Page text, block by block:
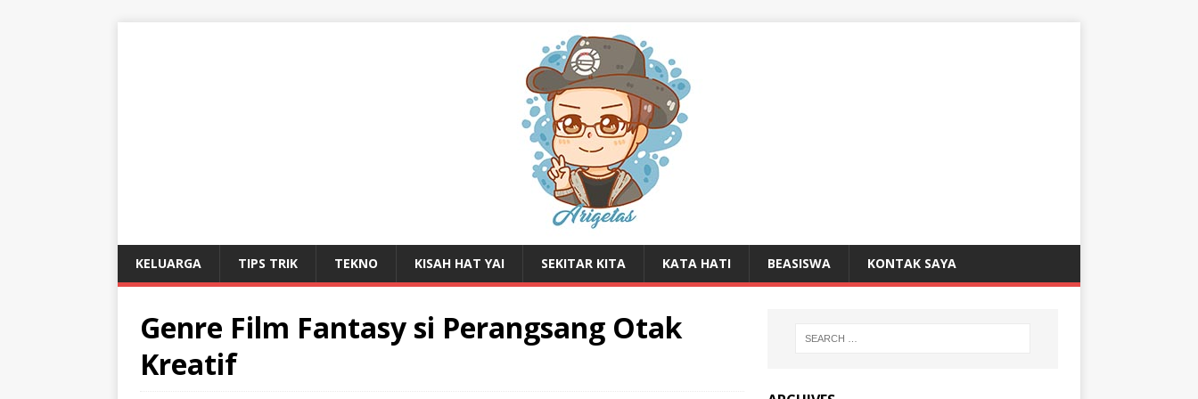
KELUARGA TIPS TRIK TEKNO KISAH HAT YAI SEKITAR KITA KATA HATI BEASISWA KONTAK SAYA
Genre Film Fantasy si Perangsang Otak
Kreatif